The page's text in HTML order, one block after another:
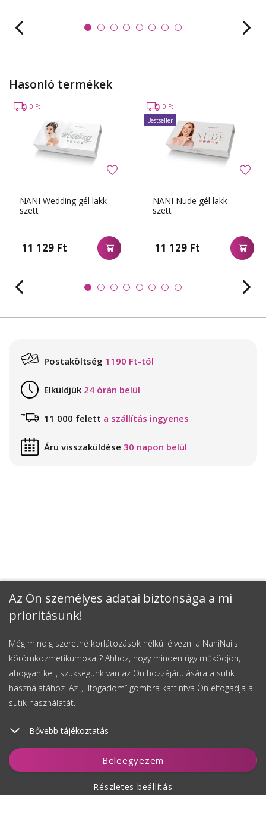
Az Ön személyes adatai biztonsága a mi
prioritásunk!
Még mindig szeretné korlátozások nélkül élvezni a NaniNails
körömkozmetikumokat? Ahhoz, hogy minden úgy működjön,
ahogyan kell, szükségünk van az Ön hozzájárulására a sütik
használatához. Az „Elfogadom” gombra kattintva Ön elfogadja a
sütik használatát.
Bővebb tájékoztatás
Beleegyezem
Részletes beállítás
Kosárhoz ad
Hasonló termékek
NANI Wedding gél lakk
szett
11 129 Ft
0 Ft
NANI Nude gél lakk
szett
11 129 Ft
0 Ft
Bestseller
Postaköltség 1190 Ft-tól
Elküldjük 24 órán belül
11 000 felett a szállítás ingyenes
Áru visszaküldése 30 napon belül